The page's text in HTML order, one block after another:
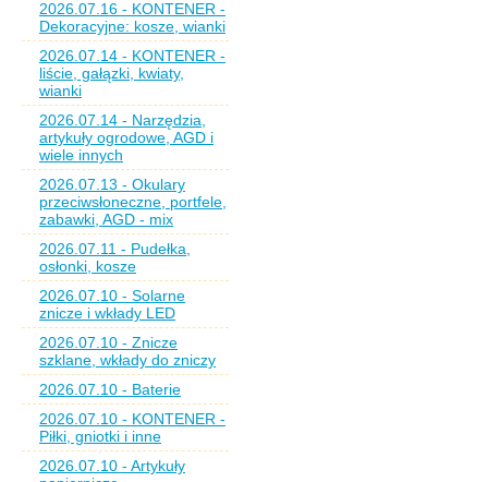
2026.07.16 - KONTENER -
Dekoracyjne: kosze, wianki
2026.07.14 - KONTENER -
liście, gałązki, kwiaty,
wianki
2026.07.14 - Narzędzia,
artykuły ogrodowe, AGD i
wiele innych
2026.07.13 - Okulary
przeciwsłoneczne, portfele,
zabawki, AGD - mix
2026.07.11 - Pudełka,
osłonki, kosze
2026.07.10 - Solarne
znicze i wkłady LED
2026.07.10 - Znicze
szklane, wkłady do zniczy
2026.07.10 - Baterie
2026.07.10 - KONTENER -
Piłki, gniotki i inne
2026.07.10 - Artykuły